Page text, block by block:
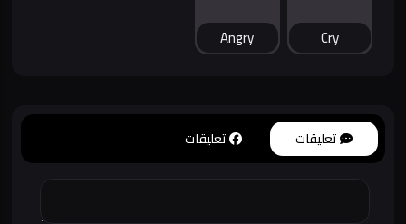
Cry
Angry
تعليقات تعليقات